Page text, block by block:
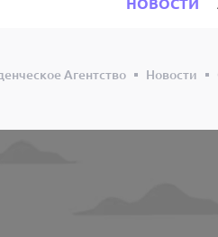
Агентство Новости